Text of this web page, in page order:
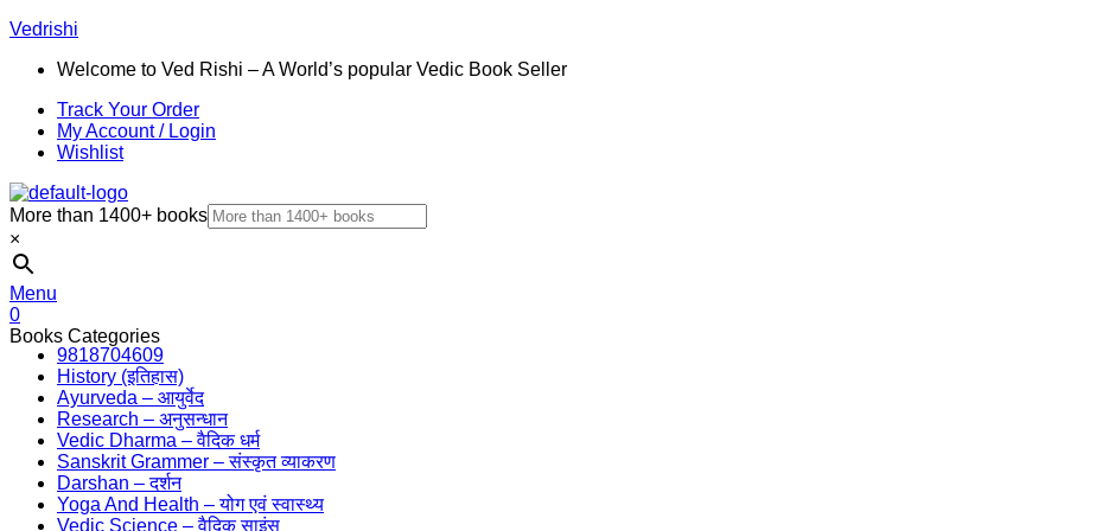
Vedrishi
Welcome to Ved Rishi – A World’s popular Vedic Book Seller
Track Your Order
My Account / Login
Wishlist
More than 1400+ books
×
Menu
0
9818704609
Books Categories
History (इतिहास)
Ayurveda – आयुर्वेद
Research – अनुसन्धान
Vedic Dharma – वैदिक धर्म
Sanskrit Grammer – संस्कृत व्याकरण
Darshan – दर्शन
Yoga And Health – योग एवं स्वास्थ्य
Vedic Science – वैदिक साइंस